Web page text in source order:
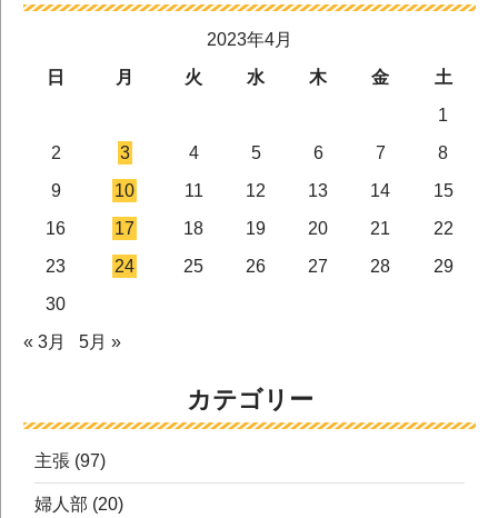
2023年4月
日
月 火 水 木 金
土
1
2
3 4 5 6 7
8
9
10 11 12 13 14
15
16
17 18 19 20 21
22
23
24 25 26 27 28
29
30
« 3月
5月 »
カテゴリー
主張 (97)
婦人部 (20)